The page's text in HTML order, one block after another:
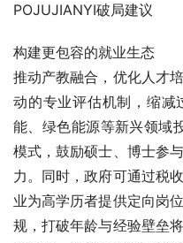
POJUJIANYI破局建议
构建更包容的就业生态
推动产教融合，优化人才
动的专业评估机制，缩减
能、绿色能源等新兴领域
模式，鼓励硕士、博士参
力。同时，政府可通过税
业为高学历者提供定向岗
规，打破年龄与经验壁垒